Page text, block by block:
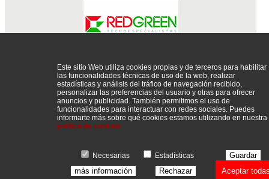
CONSUMIBLES DISE?O WEB FOTOGRAF?A
INFORM?
SERVICIO T?CNICO TELEFON?A E INTERNET
P�gina recomendada por
Mayoristas inform�tica, distribuidores y proveedores de inform�tica
Este sitio Web utiliza cookies propias y de terceros para habilitar
las funcionalidades técnicas de uso de la web, realizar
estadísticas y análisis del tráfico de navegación recibido,
personalizar las preferencias del usuario y otras para ofrecer
anuncios y publicidad. También permitimos el uso de
funcionalidades para interactuar con redes sociales. Puedes
informarte más sobre qué cookies estamos utilizando en nuestra
política de cookies
Necesarias Estadísticas
Guardar
más información
Rechazar Aceptar